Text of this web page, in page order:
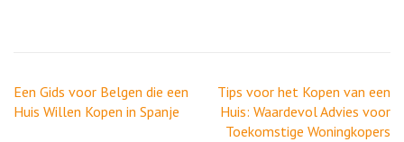
Berichtnavigatie
Een Gids voor Belgen die een
Huis Willen Kopen in Spanje
Tips voor het Kopen van een
Huis: Waardevol Advies voor
Toekomstige Woningkopers